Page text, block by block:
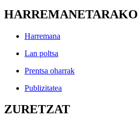
HARREMANETARAKO
Harremana
Lan poltsa
Prentsa oharrak
Publizitatea
ZURETZAT